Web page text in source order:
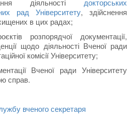
рад Університету, здійснення
в цих радах;
розпорядчої документації,
щодо діяльності Вченої ради
комісії Університету;
Вченої ради Університету
справ.
вченого секретаря